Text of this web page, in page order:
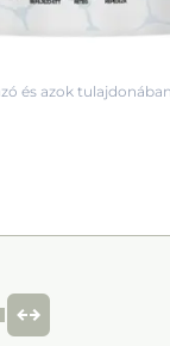
és azok